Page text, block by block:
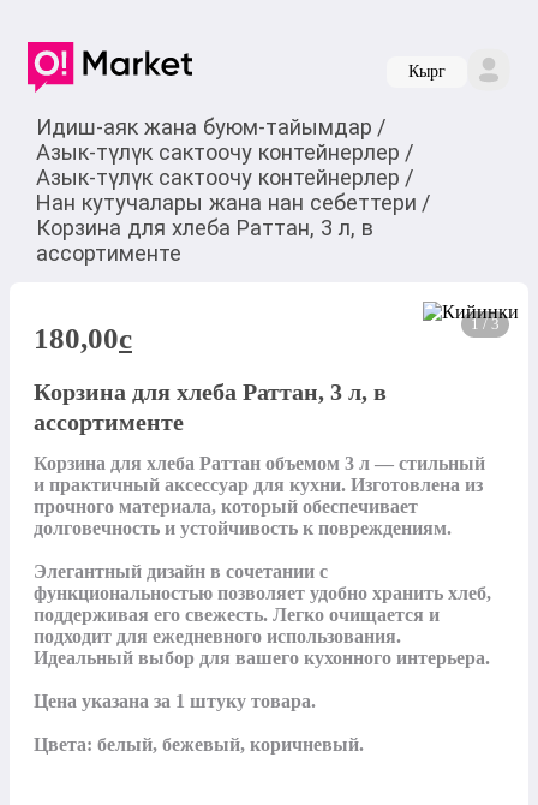
Кырг
Идиш-аяк жана буюм-тайымдар /
Азык-түлүк сактоочу контейнерлер /
Азык-түлүк сактоочу контейнерлер /
Нан кутучалары жана нан себеттери /
Корзина для хлеба Раттан, 3 л, в
ассортименте
1 / 3
180,00c
Корзина для хлеба Раттан, 3 л, в
ассортименте
Корзина для хлеба Раттан объемом 3 л — стильный
и практичный аксессуар для кухни. Изготовлена из
прочного материала, который обеспечивает
долговечность и устойчивость к повреждениям.
Элегантный дизайн в сочетании с
функциональностью позволяет удобно хранить хлеб,
поддерживая его свежесть. Легко очищается и
подходит для ежедневного использования.
Идеальный выбор для вашего кухонного интерьера.
Цена указана за 1 штуку товара.
Цвета: белый, бежевый, коричневый.